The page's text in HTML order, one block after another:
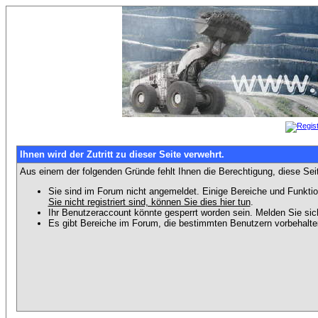
Ihnen wird der Zutritt zu dieser Seite verwehrt.
Aus einem der folgenden Gründe fehlt Ihnen die Berechtigung, diese
Sie sind im Forum nicht angemeldet. Einige Bereiche und
Sie nicht registriert sind, können Sie dies hier tun.
Ihr Benutzeraccount könnte gesperrt worden sein. Melden Sie
Es gibt Bereiche im Forum, die bestimmten Benutzern